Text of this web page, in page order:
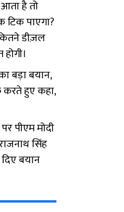
है तो
पाएगा?
डीज़ल
बड़ा बयान,
करते हुए कहा,
पीएम मोदी
सिंह
बयान